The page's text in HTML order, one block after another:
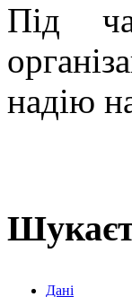
Під
надію
Дані